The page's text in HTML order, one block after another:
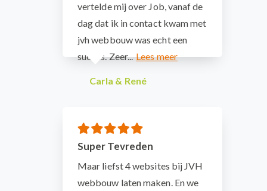
vertelde mij over Job, vanaf de
dag dat ik in contact kwam met
jvh webbouw was echt een
succes. Zeer...
Carla & René
Super Tevreden
Maar liefst 4 websites bij JVH
webbouw laten maken. En we